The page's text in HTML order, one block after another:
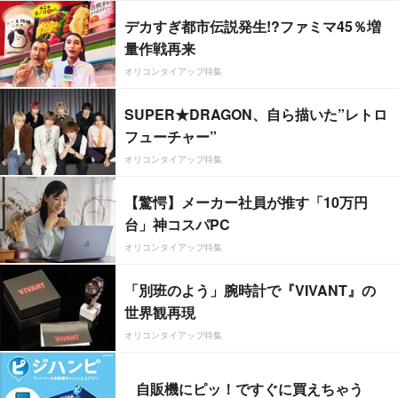
デカすぎ都市伝説発生!?ファミマ45％増
量作戦再来
オリコンタイアップ特集
SUPER★DRAGON、自ら描いた”レトロ
フューチャー”
オリコンタイアップ特集
【驚愕】メーカー社員が推す「10万円
台」神コスパPC
オリコンタイアップ特集
「別班のよう」腕時計で『VIVANT』の
世界観再現
オリコンタイアップ特集
自販機にピッ！ですぐに買えちゃう